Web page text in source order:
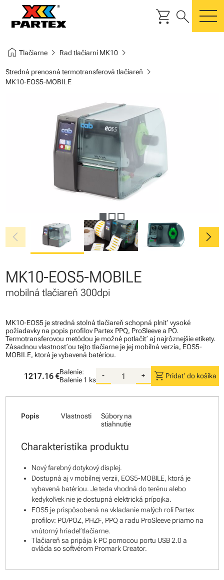
shopping_cart search
home Tlačiarnechevron_right Rad tlačiarní MK10chevron_right
Stredná prenosná termotransferová tlačiareň chevron_right
MK10-EOS5-MOBILE
chevron_left chevron_right
MK10-EOS5-MOBILE
mobilná tlačiareň 300dpi
MK10-EOS5 je stredná stolná tlačiareň schopná plniť vysoké
požiadavky na popis profilov Partex PPQ, ProSleeve a PO.
Termotransferovou metódou je možné potlačiť aj najrôznejšie etikety.
Zásadnou vlastnosťou tejto tlačiarne je jej mobilná verzia, EOS5-
MOBILE, ktorá je vybavená batériou.
1217.16 €Balenie:
Balenie 1 ks
- + shopping_cart Pridať do košíka
Popis Vlastnosti
Súbory na
stiahnutie
Charakteristika produktu
Nový farebný dotykový displej.
Dostupná aj v mobilnej verzii, EOS5-MOBILE, ktorá je
vybavená batériou. Je teda vhodná do terénu alebo
kedykoľvek nie je dostupná elektrická prípojka.
EOS5 je prispôsobená na vkladanie malých rolí Partex
profilov: PO/POZ, PHZF, PPQ a radu ProSleeve priamo na
vnútorný hriadeľ tlačiarne.
Tlačiareň sa pripája k PC pomocou portu USB 2.0 a
ovláda so softvérom Promark Creator.